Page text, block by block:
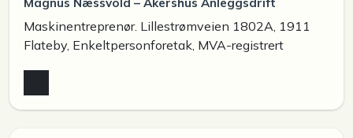
Maskinentreprenør. Lillestrømveien 1802A, 1911
Flateby, Enkeltpersonforetak, MVA-registrert